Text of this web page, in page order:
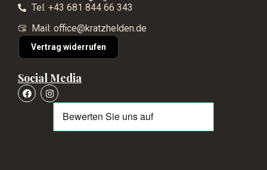
Tel. +43 681 844 66 343
Mail: office@kratzhelden.de
Vertrag widerrufen
Social Media